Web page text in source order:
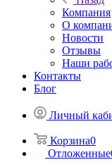
Компания
О
Новости
Отзывы
Наши
Контакты
Блог
Личный
Корзина0
Отложенные